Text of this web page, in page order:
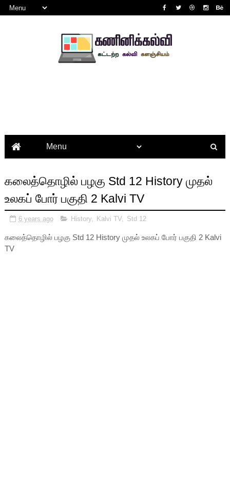
கலைத்தொழில் பழகு Std 12 History முதல்
உலகப் போர் பகுதி 2 Kalvi TV
6 years ago History, Kalvi TV, Std 12
கலைத்தொழில் பழகு Std 12 History முதல் உலகப் போர் பகுதி 2 Kalvi
TV